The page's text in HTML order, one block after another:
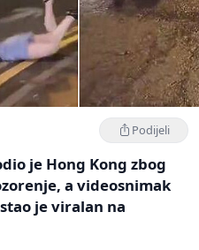
Podijeli
je Hong Kong zbog
a videosnimak
je viralan na